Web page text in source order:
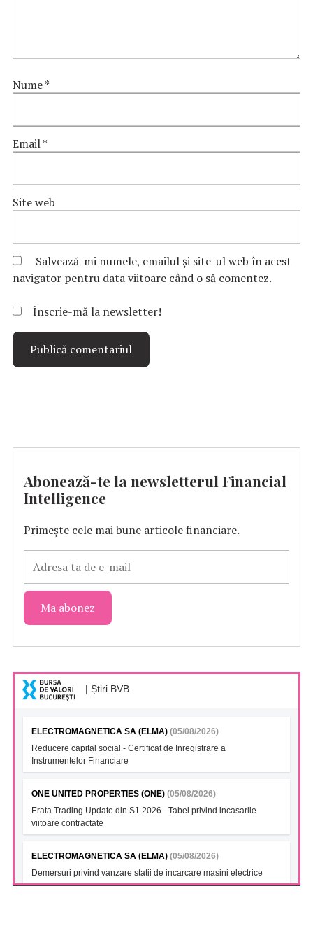
Nume*
Email*
Site web
Salvează-mi numele, emailul și site-ul web în acest
navigator pentru data viitoare când o să comentez.
Înscrie-mă la newsletter!
Abonează-te la newsletterul Financial
Intelligence
Primește cele mai bune articole financiare.
| Știri BVB
ELECTROMAGNETICA SA (ELMA) (05/08/2026)
Reducere capital social - Certificat de Inregistrare a
Instrumentelor Financiare
ONE UNITED PROPERTIES (ONE) (05/08/2026)
Erata Trading Update din S1 2026 - Tabel privind incasarile
viitoare contractate
ELECTROMAGNETICA SA (ELMA) (05/08/2026)
Demersuri privind vanzare statii de incarcare masini electrice